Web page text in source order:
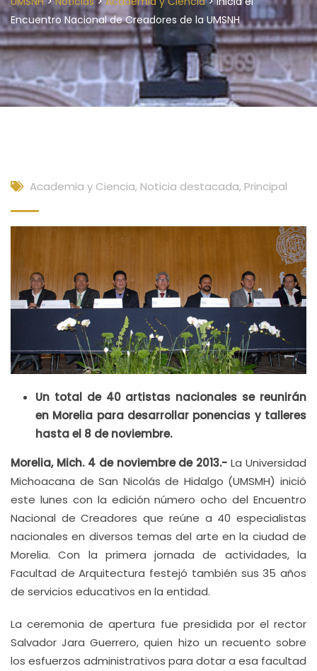
Encuentro Nacional de Creadores de la UMSNH
Academia y Ciencia, Noticia destacada, Principal
Un total de 40 artistas nacionales se reunirán
en Morelia para desarrollar ponencias y talleres
hasta el 8 de noviembre.
Morelia, Mich. 4 de noviembre de 2013.- La Universidad
Michoacana de San Nicolás de Hidalgo (UMSMH) inició
este lunes con la edición número ocho del Encuentro
Nacional de Creadores que reúne a 40 especialistas
nacionales en diversos temas del arte en la ciudad de
Morelia. Con la primera jornada de actividades, la
Facultad de Arquitectura festejó también sus 35 años
de servicios educativos en la entidad.
La ceremonia de apertura fue presidida por el rector
Salvador Jara Guerrero, quien hizo un recuento sobre
los esfuerzos administrativos para dotar a esa facultad